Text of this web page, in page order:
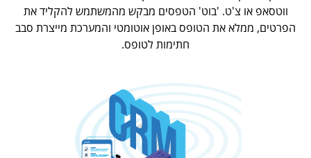
ווטסאפ או צ'ט. 'בוט' הטפסים מבקש מהמשתמש להקליד את
הפרטים, ממלא את הטופס באופן אוטומטי והמערכת מייצרת סבב
חתימות לטופס.